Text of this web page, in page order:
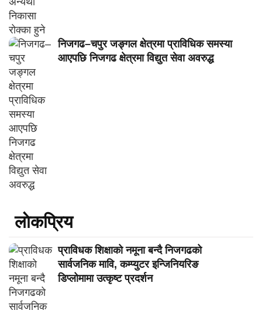
निजगढ–चपुर जङ्गल क्षेत्रमा प्राविधिक समस्या
आएपछि निजगढ क्षेत्रमा विद्युत सेवा अवरुद्ध
लाेकप्रिय
प्राविधक शिक्षाको नमूना बन्दै निजगढको
सार्वजनिक मावि, कम्प्युटर इन्जिनियरिङ
डिप्लोमामा उत्कृष्ट प्रदर्शन